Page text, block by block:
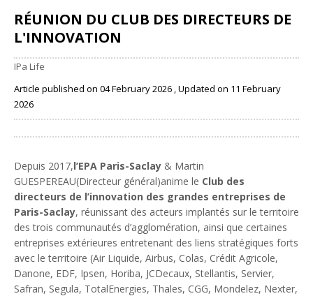
RÉUNION DU CLUB DES DIRECTEURS DE
L'INNOVATION
IPa Life
Article published on 04 February 2026 , Updated on 11 February
2026
Depuis 2017,l’EPA Paris-Saclay & Martin
GUESPEREAU(Directeur général)anime le Club des
directeurs de l’innovation des grandes entreprises de
Paris-Saclay, réunissant des acteurs implantés sur le territoire
des trois communautés d’agglomération, ainsi que certaines
entreprises extérieures entretenant des liens stratégiques forts
avec le territoire (Air Liquide, Airbus, Colas, Crédit Agricole,
Danone, EDF, Ipsen, Horiba, JCDecaux, Stellantis, Servier,
Safran, Segula, TotalEnergies, Thales, CGG, Mondelez, Nexter,